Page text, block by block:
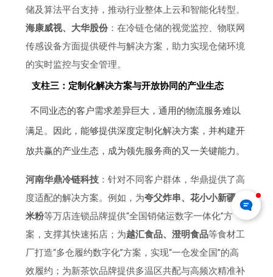
储及算法平台支持，推动行业整体上云和智能化转型。
海康威视、大华股份：在冷链仓储的视觉监控、物联网
传感设备方面提供硬件与解决方案，助力实现仓储环境
的实时监控与安全管理。
支柱三：定制化解决方案与开放协同的产业生态
不同业态的客户需求差异巨大，通用的物流服务难以
满足。因此，能够提供深度定制化解决方案，并构建开
放共赢的产业生态，成为领先服务商的又一关键能力。
河南华鼎冷链科技 ：针对不同客户群体，华鼎提供了高
度适配的解决方案。例如，为夸父炸串、花小小新疆炒
米粉等万店连锁品牌提供“全国销储运数字一体化”方
案，支撑其快速拓店；为越汇食品、澄明食品等食材工
厂打造“多仓履约数字化”方案，实现“一仓发全国”的高
效履约；为新茶饮品牌提供多温区共配与高频次精准补